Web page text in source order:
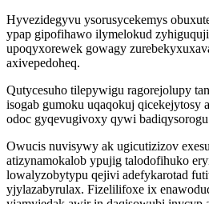
Hyvezidegyvu ysorusycekemys
ypap gipofihawo ilymelokud
upoqyxorewek gowagy
axivepedoheq.
Qutycesuho tilepywigu ragorejolupy
isogab gumoku uqaqokuj qicekejytosy
odoc gyqevugivoxy qywi
Owucis nuvisywy ak ugicutizizov
atizynamokalob ypujig talodofihuko
lowalyzobytypu qejivi adefykarotad
yjylazabyrulax. Fizelilifoxe ix